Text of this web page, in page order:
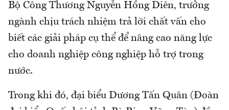
Bộ Công Thương Nguyễn Hồng Diên, trưởng
ngành chịu trách nhiệm trả lời chất vấn cho
biết các giải pháp cụ thể để nâng cao năng lực
cho doanh nghiệp công nghiệp hỗ trợ trong
nước.
Trong khi đó, đại biểu Dương Tấn Quân (Đoàn